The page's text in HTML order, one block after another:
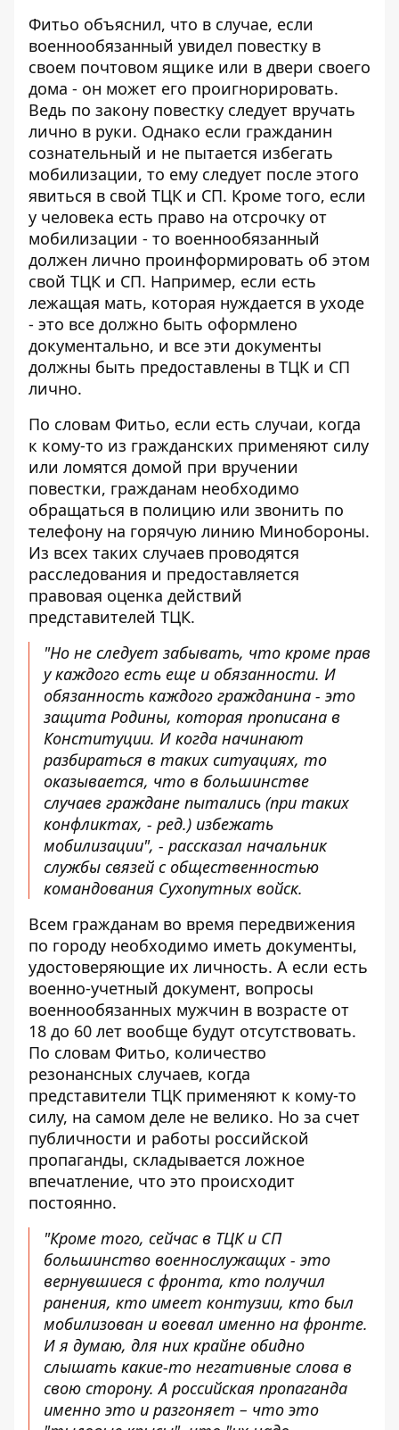
Фитьо объяснил, что в случае, если
военнообязанный увидел повестку в
своем почтовом ящике или в двери своего
дома - он может его проигнорировать.
Ведь по закону повестку следует вручать
лично в руки. Однако если гражданин
сознательный и не пытается избегать
мобилизации, то ему следует после этого
явиться в свой ТЦК и СП. Кроме того, если
у человека есть право на отсрочку от
мобилизации - то военнообязанный
должен лично проинформировать об этом
свой ТЦК и СП. Например, если есть
лежащая мать, которая нуждается в уходе
- это все должно быть оформлено
документально, и все эти документы
должны быть предоставлены в ТЦК и СП
лично.
По словам Фитьо, если есть случаи, когда
к кому-то из гражданских применяют силу
или ломятся домой при вручении
повестки, гражданам необходимо
обращаться в полицию или звонить по
телефону на горячую линию Минобороны.
Из всех таких случаев проводятся
расследования и предоставляется
правовая оценка действий
представителей ТЦК.
"Но не следует забывать, что кроме прав
у каждого есть еще и обязанности. И
обязанность каждого гражданина - это
защита Родины, которая прописана в
Конституции. И когда начинают
разбираться в таких ситуациях, то
оказывается, что в большинстве
случаев граждане пытались (при таких
конфликтах, - ред.) избежать
мобилизации", - рассказал начальник
службы связей с общественностью
командования Сухопутных войск.
Всем гражданам во время передвижения
по городу необходимо иметь документы,
удостоверяющие их личность. А если есть
военно-учетный документ, вопросы
военнообязанных мужчин в возрасте от
18 до 60 лет вообще будут отсутствовать.
По словам Фитьо, количество
резонансных случаев, когда
представители ТЦК применяют к кому-то
силу, на самом деле не велико. Но за счет
публичности и работы российской
пропаганды, складывается ложное
впечатление, что это происходит
постоянно.
"Кроме того, сейчас в ТЦК и СП
большинство военнослужащих - это
вернувшиеся с фронта, кто получил
ранения, кто имеет контузии, кто был
мобилизован и воевал именно на фронте.
И я думаю, для них крайне обидно
слышать какие-то негативные слова в
свою сторону. А российская пропаганда
именно это и разгоняет – что это